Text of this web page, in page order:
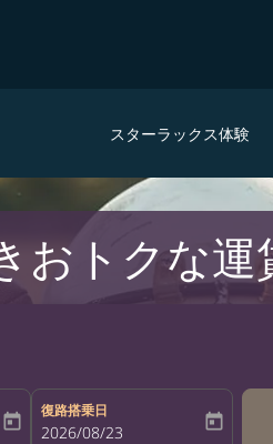
スターラックス体験
おトクな運
aria-label
today
復路搭乗日
fc-booking-return-date-aria-label
2026/08/23 today